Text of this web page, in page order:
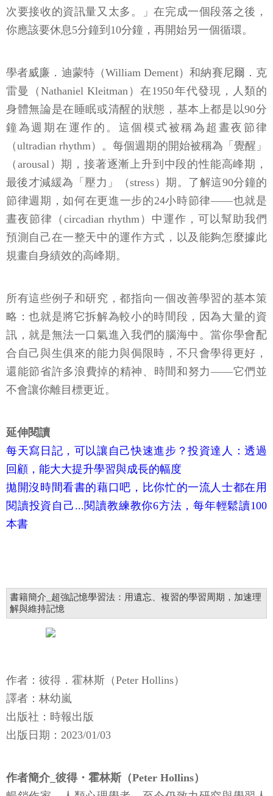
次要接收的資訊量又太多。」在完成一個段落之後，
你應該要休息5分鐘到10分鐘，再開始另一個循環。
學者威廉．迪蒙特（William Dement）和納賽尼爾．克
雷曼（Nathaniel Kleitman）在1950年代發現，人類的
身體無論是在睡眠或清醒的狀態，基本上都是以90分
鐘為週期在運作的。這個模式被稱為超晝夜節律
（ultradian rhythm）。每個週期的開始被稱為「覺醒」
（arousal）期，接著逐漸上升到中段的性能高峰期，
最後才減緩為「壓力」（stress）期。了解這90分鐘的
節律週期，如何在更進一步的24小時節律——也就是
晝夜節律（circadian rhythm）中運作，可以幫助我們
預測自己在一整天中的運作方式，以及能夠怎麼據此
規畫自身績效的高峰期。
所有這些例子和研究，都指向一個改善學習的基本策
略：也就是將它拆解為較小的時間段，因為大量的資
訊，就是無法一口氣進入我們的腦海中。當你學會配
合自己與生俱來的能力與侷限時，不只會學得更好，
還能節省許多浪費掉的精神、時間和努力——它們並
不會讓你離目標更近。
延伸閱讀
每天寫日記，可以讓自己快速進步？投資達人：透過
回顧，能大大提升學習與成長的幅度
拋開沒時間看書的藉口吧，比你忙的一流人士都在用
閱讀投資自己...閱讀教練教你6方法，每年輕鬆讀100
本書
書籍簡介_超強記憶學習法：用遺忘、複習的學習周期，加速理
解與維持記憶
作者：彼得．霍林斯（Peter Hollins）
譯者：林幼嵐
出版社：時報出版
出版日期：2023/01/03
作者簡介_彼得・霍林斯（Peter Hollins）